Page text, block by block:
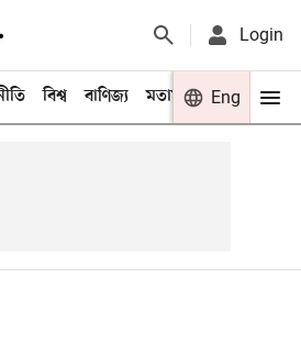
Login
বিশ্ব বাণিজ্য মতামত খেলা
Eng